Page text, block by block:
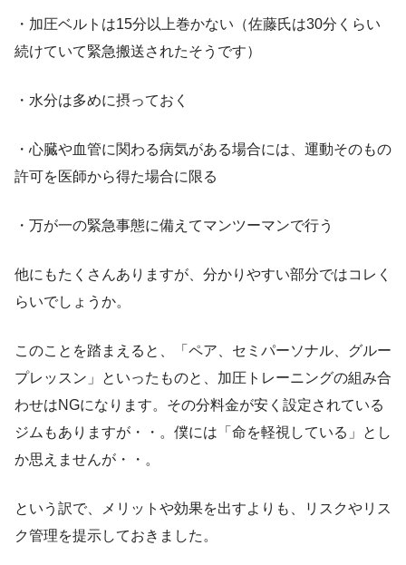
・加圧ベルトは15分以上巻かない（佐藤氏は30分くらい
続けていて緊急搬送されたそうです）
・水分は多めに摂っておく
・心臓や血管に関わる病気がある場合には、運動そのもの
許可を医師から得た場合に限る
・万が一の緊急事態に備えてマンツーマンで行う
他にもたくさんありますが、分かりやすい部分ではコレく
らいでしょうか。
このことを踏まえると、「ペア、セミパーソナル、グルー
プレッスン」といったものと、加圧トレーニングの組み合
わせはNGになります。その分料金が安く設定されている
ジムもありますが・・。僕には「命を軽視している」とし
か思えませんが・・。
という訳で、メリットや効果を出すよりも、リスクやリス
ク管理を提示しておきました。